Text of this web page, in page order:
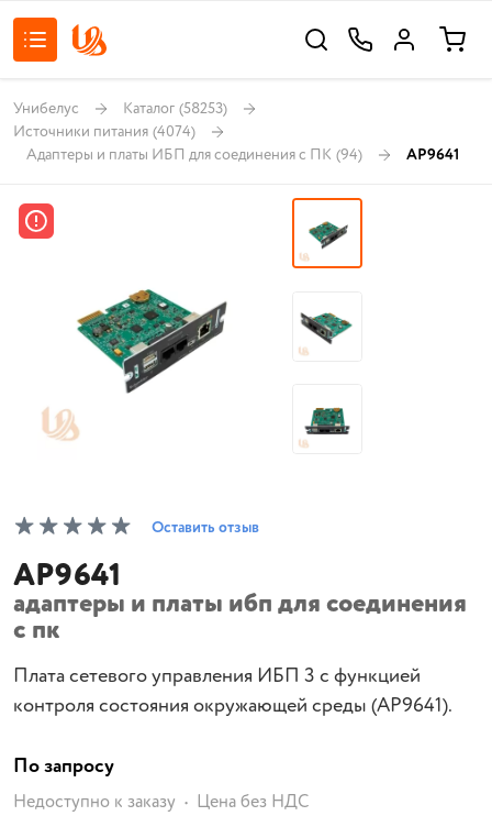
Унибелус Каталог (58253)
Источники питания (4074)
Адаптеры и платы ИБП для соединения с ПК (94) AP9641
Оставить отзыв
AP9641
адаптеры и платы ибп для соединения
с пк
Плата сетевого управления ИБП 3 с функцией
контроля состояния окружающей среды (AP9641).
По запросу
Недоступно к заказу Цена без НДС